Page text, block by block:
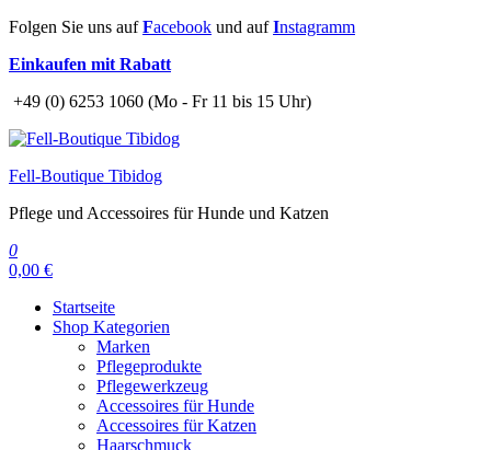
Zum
springen
Folgen Sie uns aufFacebook und aufInstagramm
Einkaufen mit Rabatt
+49 (0) 6253 1060 (Mo - Fr 11 bis 15 Uhr)
Fell-Boutique Tibidog
Pflege und Accessoires für Hunde und Katzen
0
0,00 €
Startseite
Shop Kategorien
Marken
Pflegeprodukte
Pflegewerkzeug
Accessoires für Hunde
Accessoires für Katzen
Haarschmuck